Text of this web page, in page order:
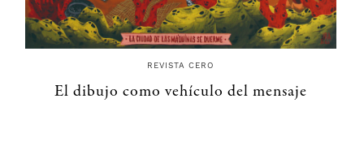
REVISTA CERO
El dibujo como vehículo del mensaje